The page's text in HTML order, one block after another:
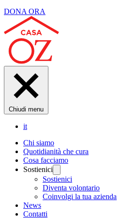
DONA ORA
Chiudi menu
it
Chi siamo
Quotidianità che cura
Cosa facciamo
Sostienici
Sostienici
Diventa volontario
Coinvolgi la tua azienda
News
Contatti